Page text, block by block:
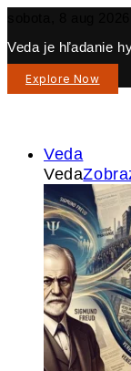
Veda je hľadanie
Explore Now
Veda
Veda